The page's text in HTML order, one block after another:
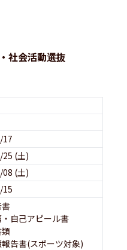
社会活動選抜
17
(土)
(土)
15
自己アピール書
告書(スポーツ対象)